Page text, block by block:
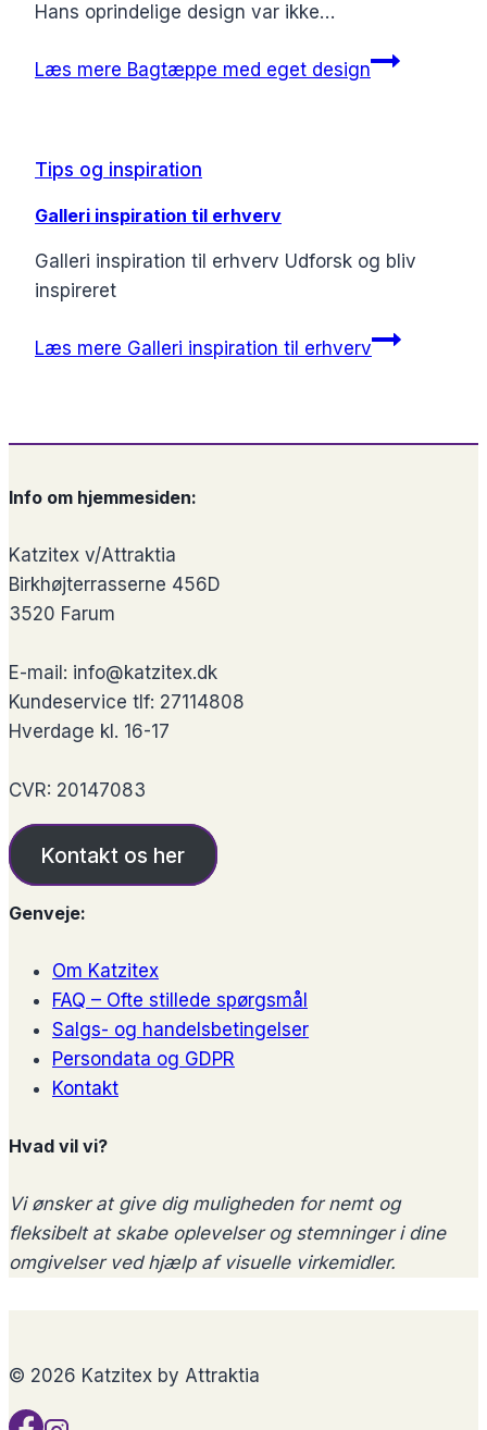
Hans oprindelige design var ikke…
Læs mere Bagtæppe med eget design
Tips og inspiration
Galleri inspiration til erhverv
Galleri inspiration til erhverv Udforsk og bliv
inspireret
Læs mere Galleri inspiration til erhverv
Info om hjemmesiden:
Katzitex v/Attraktia
Birkhøjterrasserne 456D
3520 Farum
E-mail: info@katzitex.dk
Kundeservice tlf: 27114808
Hverdage kl. 16-17
CVR: 20147083
Kontakt os her
Genveje:
Om Katzitex
FAQ – Ofte stillede spørgsmål
Salgs- og handelsbetingelser
Persondata og GDPR
Kontakt
Hvad vil vi?
Vi ønsker at give dig muligheden for nemt og
fleksibelt at skabe oplevelser og stemninger i dine
omgivelser ved hjælp af visuelle virkemidler.
© 2026 Katzitex by Attraktia